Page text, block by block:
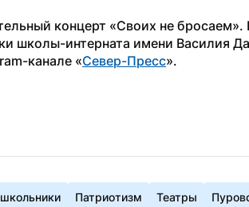
концерт «Своих не
школы-интерната имени Василия
канале «Север-Пресс».
школьники Патриотизм Театры